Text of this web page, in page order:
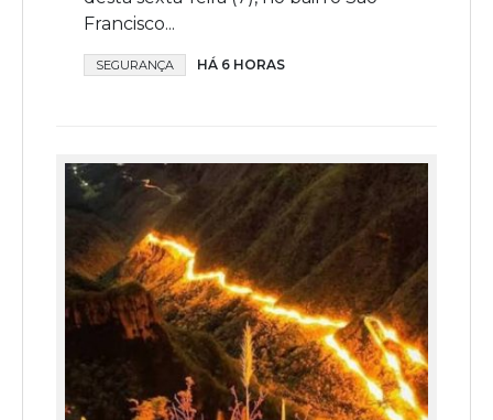
Francisco...
SEGURANÇA HÁ 6 HORAS